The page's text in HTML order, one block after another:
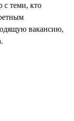
с теми, кто
вакансию,